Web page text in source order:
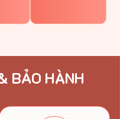
BẢO HÀNH